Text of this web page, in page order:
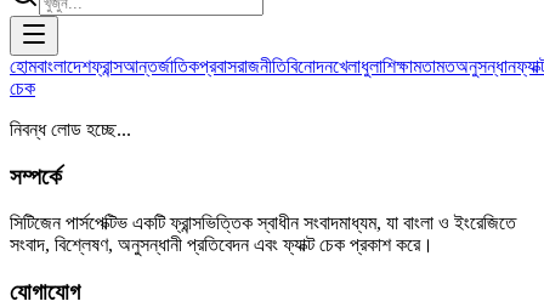
হোমবাংলাদেশফ্রান্সআন্তর্জাতিকপ্রবাসরাজনীতিবিনোদনখেলাধুলাশিক্ষামতামতঅনুসন্ধান
চেক
নিবন্ধ লোড হচ্ছে...
সম্পর্কে
সিটিজেন পার্সপেক্টিভ একটি ফ্রান্সভিত্তিক স্বাধীন সংবাদমাধ্যম, যা বাংলা ও ইংরেজিতে
সংবাদ, বিশ্লেষণ, অনুসন্ধানী প্রতিবেদন এবং ফ্যাক্ট চেক প্রকাশ করে।
যোগাযোগ